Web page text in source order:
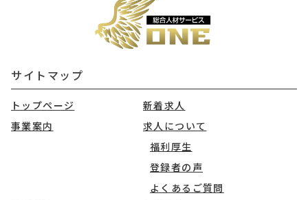
サイトマップ
トップページ
新着求人
事業案内
求人について
福利厚生
登録者の声
よくあるご質問